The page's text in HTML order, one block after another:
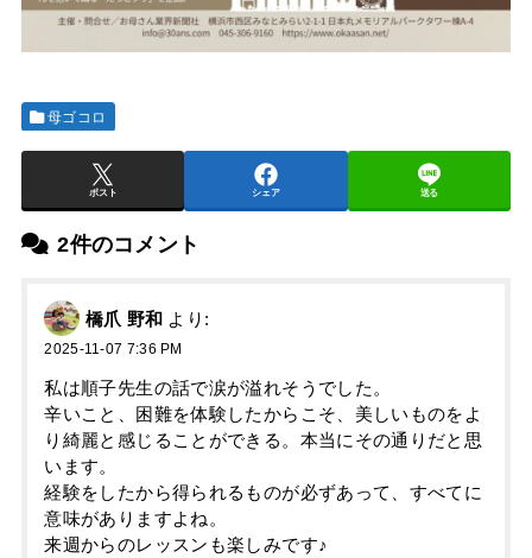
母ゴコロ
ポスト シェア 送る
2件のコメント
橋爪 野和 より:
2025-11-07 7:36 PM
私は順子先生の話で涙が溢れそうでした。
辛いこと、困難を体験したからこそ、美しいものをよ
り綺麗と感じることができる。本当にその通りだと思
います。
経験をしたから得られるものが必ずあって、すべてに
意味がありますよね。
来週からのレッスンも楽しみです♪